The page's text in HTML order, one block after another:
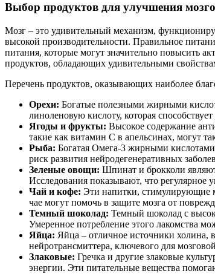
Выбор продуктов для улучшения
Мозг – это удивительный механизм,
высокой производительности. Правильное
питания, которые могут значительно повысить
продуктов, обладающих удивительными
Перечень продуктов, оказывающих наиболее
Орехи: Богатые полезными жирными
линоленовую кислоту, которая
Ягоды и фрукты: Высокое содержание
такие как витамин C в апельсинах, могут
Рыба: Богатая Омега-3 жирными
риск развития нейродегенеративных
Зеленые овощи: Шпинат и брокколи
Исследования показывают, что регулярное
Чай и кофе: Эти напитки, стимулирующие
чае могут помочь в защите мозга от
Темный шоколад: Темный шоколад с
Умеренное потребление этого лакомства
Яйца: Яйца – отличное источники холина,
нейротрансмиттера, ключевого для
Злаковые: Гречка и другие злаковые
энергии. Эти питательные вещества